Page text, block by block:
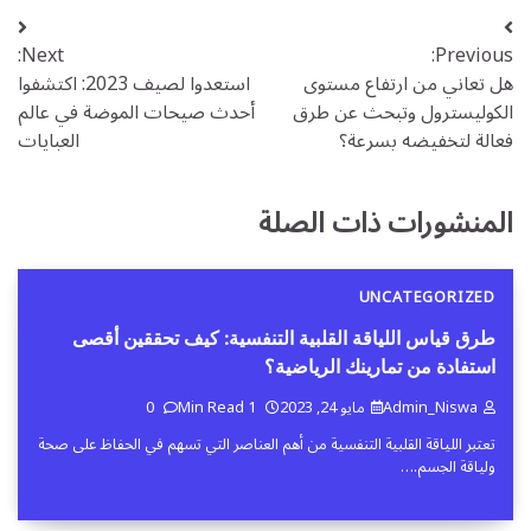
تصفّح
المقالات
Previous:
هل تعاني من ارتفاع مستوى
الكوليسترول وتبحث عن طرق
فعالة لتخفيضه بسرعة؟
Next:
استعدوا لصيف 2023: اكتشفوا
أحدث صيحات الموضة في عالم
العبايات
المنشورات ذات الصلة
UNCATEGORIZED
طرق قياس اللياقة القلبية التنفسية: كيف تحققين أقصى
استفادة من تمارينك الرياضية؟
Admin_Niswa مايو 24, 2023
تعتبر اللياقة القلبية التنفسية من أهم العناصر التي تسهم في الحفاظ على صحة
ولياقة الجسم.…